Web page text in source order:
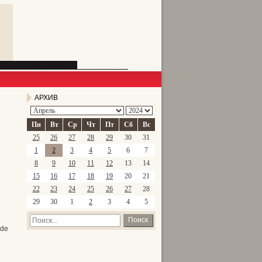
АРХИВ
Пн Вт Ср Чт Пт Сб
Вс
25
26 27 28 29 30
31
1
2 3 4 5 6
7
8
9 10 11 12 13
14
15
16 17 18 19 20
21
22
23 24 25 26 27
28
29
30 1 2 3 4 5
Поиск